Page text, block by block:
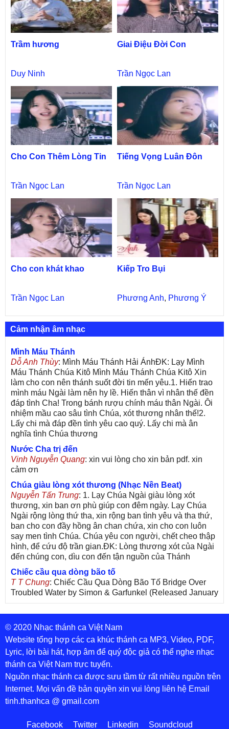
Trầm hương
Duy Ninh
Giai Điệu Đời Con
Trần Ngọc Lan
Cho Con Thêm Lòng Tin
Trần Ngọc Lan
Tiếng Vọng Luân Đôn
Trần Ngọc Lan
Cho con khát khao
Trần Ngọc Lan
Kiếp Tro Bụi
Phương Anh, Phương Ý
Cảm nhận âm nhạc
Mình Máu Thánh
Dỗ Anh Thùy: Mình Máu Thánh Hải ÁnhĐK: Lạy Mình
Máu Thánh Chúa Kitô Mình Máu Thánh Chúa Kitô Xin
làm cho con nên thánh suốt đời tin mến yêu.1. Hiến trao
mình máu Ngài làm nên hy lề. Hiến thân vì nhân thế đền
đáp tình Cha! Trong bánh rượu chính máu thân Ngài. Ôi
nhiệm mầu cao sâu tình Chúa, xót thương nhân thế!2.
Lấy chi mà đáp đền tình yêu cao quý. Lấy chi mà ân
nghĩa tình Chúa thương
Nước Cha trị đến
Vinh Nguyễn Quang: xin vui lòng cho xin bản pdf. xin
cảm ơn
Chúa giàu lòng xót thương (Nhạc Nền Beat)
Nguyễn Tấn Trung: 1. Lạy Chúa Ngài giàu lòng xót
thương, xin ban ơn phù giúp con đêm ngày. Lạy Chúa
Ngài rộng lòng thứ tha, xin rộng ban tình yêu và tha thứ,
ban cho con đầy hồng ân chan chứa, xin cho con luôn
say men tình Chúa. Chúa yêu con người, chết cheo thập
hình, để cứu độ trần gian.ĐK: Lòng thương xót của Ngài
đến chúng con, dìu con đến tận nguồn của Thánh
Chiếc cầu qua dòng bão tố
T T Chung: Chiếc Cầu Qua Dòng Bão Tố Bridge Over
Troubled Water by Simon & Garfunkel (Released January
26, 1970) Lời Việt: Nhạc Sĩ Vũ Đức Nghiêm Trình Bày:
Chung Tử Lưu
De Colores! (Lời Việt)
Son Vu: Bài hát có lời chưa.Cám ơn
Bài ca dâng Mẹ
thuc : xin lòi bài hat ,bai ca dang me.gia ân
Theo gương Mẹ, con lên đường
sr Thúy Ngân: xin cho con bản PDF bài này ạ
Đến với Lòng Thương Xót Chúa
PDF:Đến với Lòng Thương Xót Chúa - Lm. Giuse Vũ
© 2020 Nhạc thánh ca Việt Nam
Website tổng hợp các ca khúc thánh ca MP3, Video, PDF,
Lyric, lời bài hát, hợp âm để quý độc giả có thể nghe nhạc
thánh ca Việt Nam trực tuyến.
Nguồn nhạc thánh ca được sưu tầm từ rất nhiều nguồn trên
Internet. Mọi vấn đề bản quyền xin vui lòng liên hệ Email
tinh.thanhca @ gmail.com
Facebook Twitter Linkedin Soundcloud